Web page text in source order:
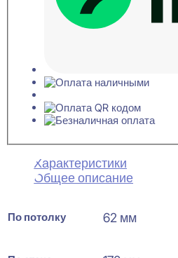
Характеристики
Общее описание
По потолку 62 мм